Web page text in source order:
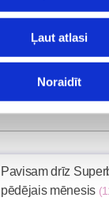
Ļaut atlasi
Noraidīt
Gabaliņš no lielās
tortes! (8)
23. Jul 2013, 15:37
Pavisam drīz
pēdējais mēnesis